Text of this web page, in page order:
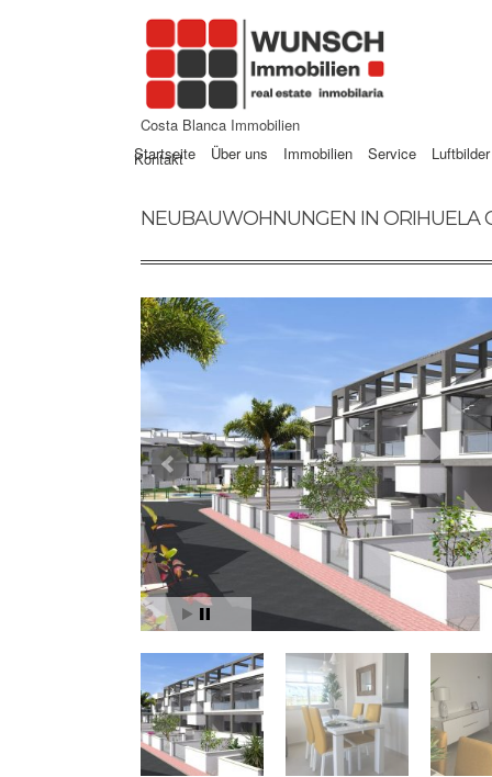
Costa Blanca Immobilien
Startseite
Über uns Immobilien Service Luftbilder
Kontakt
NEUBAUWOHNUNGEN IN ORIHUELA